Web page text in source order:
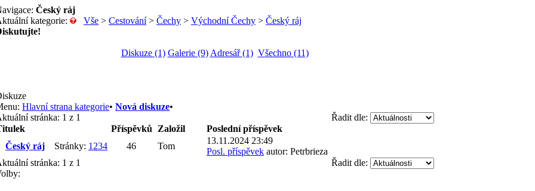
Český ráj
kategorie:
Vše > Cestování> Čechy > Východní Čechy > Český ráj
Diskuze (1) Galerie (9) Adresář (1) Všechno (11)
Hlavní strana kategorie• Nová diskuze•
Řadit dle:
stránka: 1 z 1
Příspěvků Založil
Poslední příspěvek
Český ráj
Stránky: 1 234 46 Tom
13.11.2024 23:49
Posl. příspěvek autor: Petrbrieza
Řadit dle:
stránka: 1 z 1